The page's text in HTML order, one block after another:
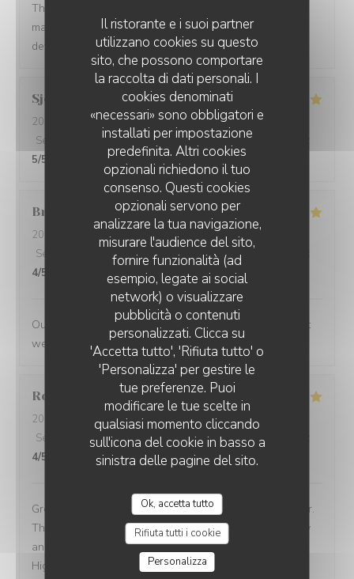
Il ristorante e i suoi partner
utilizzano cookies su questo
sito, che possono comportare
la raccolta di dati personali. I
cookies denominati
«necessari» sono obbligatori e
installati per impostazione
predefinita. Altri cookies
opzionali richiedono il tuo
consenso. Questi cookies
opzionali servono per
analizzare la tua navigazione,
misurare l'audience del sito,
fornire funzionalità (ad
esempio, legate ai social
network) o visualizzare
pubblicità o contenuti
personalizzati. Clicca su
'Accetta tutto', 'Rifiuta tutto' o
'Personalizza' per gestire le
tue preferenze. Puoi
modificare le tue scelte in
qualsiasi momento cliccando
sull'icona del cookie in basso a
sinistra delle pagine del sito.
Ok, accetta tutto
Rifiuta tutti i cookie
Personalizza
The service was quick and high professional and the
manager treat us so well. We felt so welcomed. Will
definitely come back.
Sjoerd
2026-07-10 - 19:30 - Ospiti 2
Servizio
Atmosfera: 4/5 Cucina: 5/5 Qualità / Prezzo
5/5
Bruce
2026-07-09
- 19:30 - Ospiti 4
Servizio
Atmosfera 5 Cucina: 5 /5 Qualità / Prezzo
4/5
Outstanding food and service. The service was the best
we have had in Paris
Robert
2026-07-09
- 12:30 - Ospiti 5
Servizio
/5 Atmosfera: 5 /5 Cucina :5 /5 Qualità / Prezzo
4/5
Great spot in Paris for a business lunch or casual dinner.
The food is consistently excellent, the service is friendly
and attentive, and the atmosphere is warm and inviting.
Highly recommended!